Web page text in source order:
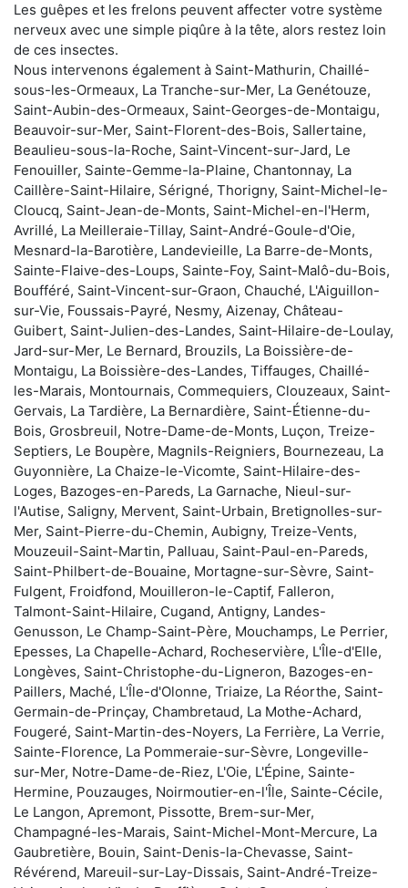
Les guêpes et les frelons peuvent affecter votre système
nerveux avec une simple piqûre à la tête, alors restez loin
de ces insectes.
Nous intervenons également à Saint-Mathurin, Chaillé-
sous-les-Ormeaux, La Tranche-sur-Mer, La Genétouze,
Saint-Aubin-des-Ormeaux, Saint-Georges-de-Montaigu,
Beauvoir-sur-Mer, Saint-Florent-des-Bois, Sallertaine,
Beaulieu-sous-la-Roche, Saint-Vincent-sur-Jard, Le
Fenouiller, Sainte-Gemme-la-Plaine, Chantonnay, La
Caillère-Saint-Hilaire, Sérigné, Thorigny, Saint-Michel-le-
Cloucq, Saint-Jean-de-Monts, Saint-Michel-en-l'Herm,
Avrillé, La Meilleraie-Tillay, Saint-André-Goule-d'Oie,
Mesnard-la-Barotière, Landevieille, La Barre-de-Monts,
Sainte-Flaive-des-Loups, Sainte-Foy, Saint-Malô-du-Bois,
Boufféré, Saint-Vincent-sur-Graon, Chauché, L'Aiguillon-
sur-Vie, Foussais-Payré, Nesmy, Aizenay, Château-
Guibert, Saint-Julien-des-Landes, Saint-Hilaire-de-Loulay,
Jard-sur-Mer, Le Bernard, Brouzils, La Boissière-de-
Montaigu, La Boissière-des-Landes, Tiffauges, Chaillé-
les-Marais, Montournais, Commequiers, Clouzeaux, Saint-
Gervais, La Tardière, La Bernardière, Saint-Étienne-du-
Bois, Grosbreuil, Notre-Dame-de-Monts, Luçon, Treize-
Septiers, Le Boupère, Magnils-Reigniers, Bournezeau, La
Guyonnière, La Chaize-le-Vicomte, Saint-Hilaire-des-
Loges, Bazoges-en-Pareds, La Garnache, Nieul-sur-
l'Autise, Saligny, Mervent, Saint-Urbain, Bretignolles-sur-
Mer, Saint-Pierre-du-Chemin, Aubigny, Treize-Vents,
Mouzeuil-Saint-Martin, Palluau, Saint-Paul-en-Pareds,
Saint-Philbert-de-Bouaine, Mortagne-sur-Sèvre, Saint-
Fulgent, Froidfond, Mouilleron-le-Captif, Falleron,
Talmont-Saint-Hilaire, Cugand, Antigny, Landes-
Genusson, Le Champ-Saint-Père, Mouchamps, Le Perrier,
Epesses, La Chapelle-Achard, Rocheservière, L'Île-d'Elle,
Longèves, Saint-Christophe-du-Ligneron, Bazoges-en-
Paillers, Maché, L'Île-d'Olonne, Triaize, La Réorthe, Saint-
Germain-de-Prinçay, Chambretaud, La Mothe-Achard,
Fougeré, Saint-Martin-des-Noyers, La Ferrière, La Verrie,
Sainte-Florence, La Pommeraie-sur-Sèvre, Longeville-
sur-Mer, Notre-Dame-de-Riez, L'Oie, L'Épine, Sainte-
Hermine, Pouzauges, Noirmoutier-en-l'Île, Sainte-Cécile,
Le Langon, Apremont, Pissotte, Brem-sur-Mer,
Champagné-les-Marais, Saint-Michel-Mont-Mercure, La
Gaubretière, Bouin, Saint-Denis-la-Chevasse, Saint-
Révérend, Mareuil-sur-Lay-Dissais, Saint-André-Treize-